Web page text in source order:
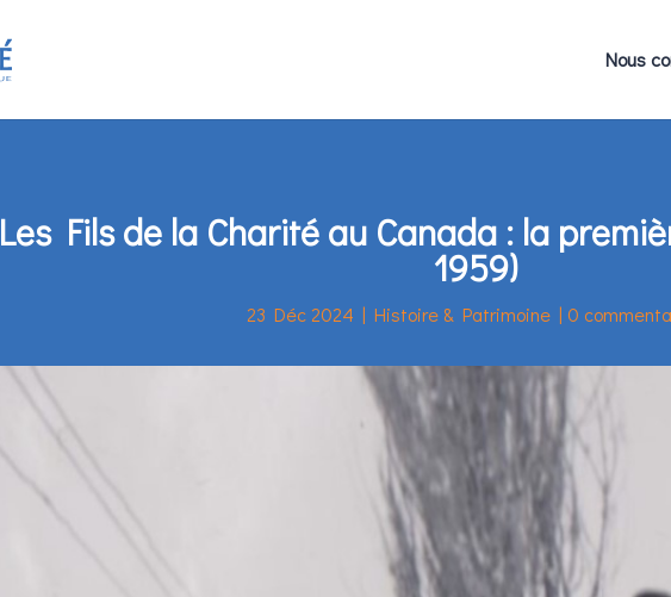
Nous
Les Fils de la Charité au Canada : la
1959)
23 Déc 2024 |Histoire & Patrimoine | 0